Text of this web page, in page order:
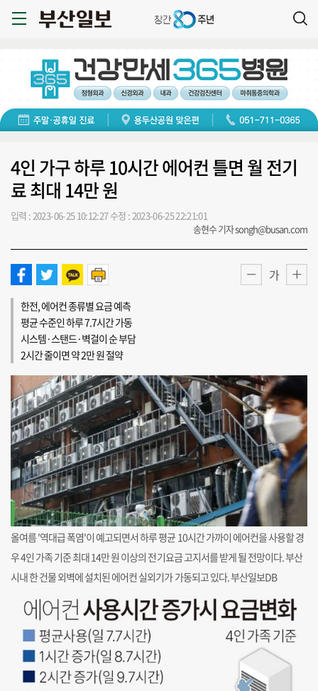
4인 가구 하루 10시간 에어컨 틀면 월 전기
료 최대 14만 원
입력 : 2023-06-25 10:12:27수정 : 2023-06-25 22:21:01
송현수 기자 songh@busan.com
가
한전, 에어컨 종류별 요금 예측
평균 수준인 하루 7.7시간 가동
시스템·스탠드·벽걸이 순 부담
2시간 줄이면 약 2만 원 절약
올여름 '역대급 폭염'이 예고되면서 하루 평균 10시간 가까이 에어컨을 사용할 경
우 4인 가족 기준 최대 14만 원 이상의 전기요금 고지서를 받게 될 전망이다. 부산
시내 한 건물 외벽에 설치된 에어컨 실외기가 가동되고 있다. 부산일보DB